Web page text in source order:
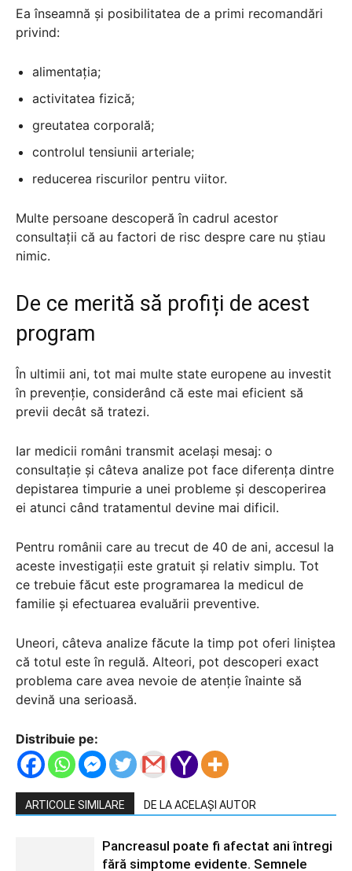
Ea înseamnă și posibilitatea de a primi recomandări
privind:
alimentația;
activitatea fizică;
greutatea corporală;
controlul tensiunii arteriale;
reducerea riscurilor pentru viitor.
Multe persoane descoperă în cadrul acestor
consultații că au factori de risc despre care nu știau
nimic.
De ce merită să profiți de acest
program
În ultimii ani, tot mai multe state europene au investit
în prevenție, considerând că este mai eficient să
previi decât să tratezi.
Iar medicii români transmit același mesaj: o
consultație și câteva analize pot face diferența dintre
depistarea timpurie a unei probleme și descoperirea
ei atunci când tratamentul devine mai dificil.
Pentru românii care au trecut de 40 de ani, accesul la
aceste investigații este gratuit și relativ simplu. Tot
ce trebuie făcut este programarea la medicul de
familie și efectuarea evaluării preventive.
Uneori, câteva analize făcute la timp pot oferi liniștea
că totul este în regulă. Alteori, pot descoperi exact
problema care avea nevoie de atenție înainte să
devină una serioasă.
Distribuie pe:
ARTICOLE SIMILARE DE LA ACELAȘI AUTOR
Pancreasul poate fi afectat ani întregi
fără simptome evidente. Semnele